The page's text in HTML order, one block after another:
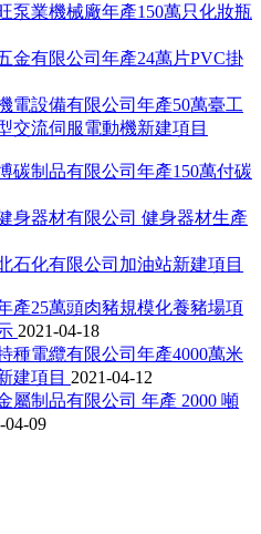
泵業機械廠年產150萬只化妝瓶
金有限公司年產24萬片PVC掛
電設備有限公司年產50萬臺工
交流伺服電動機新建項目
碳制品有限公司年產150萬付碳
身器材有限公司 健身器材生產
石化有限公司加油站新建項目
產25萬頭肉豬規模化養豬場項
2021-04-18
種電纜有限公司年產4000萬米
建項目 2021-04-12
屬制品有限公司 年產 2000 噸
04-09